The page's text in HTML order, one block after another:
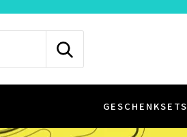
GESCHENKSETS